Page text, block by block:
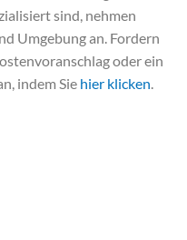
sind, nehmen
Umgebung an. Fordern
oder ein
indem Sie hier klicken.